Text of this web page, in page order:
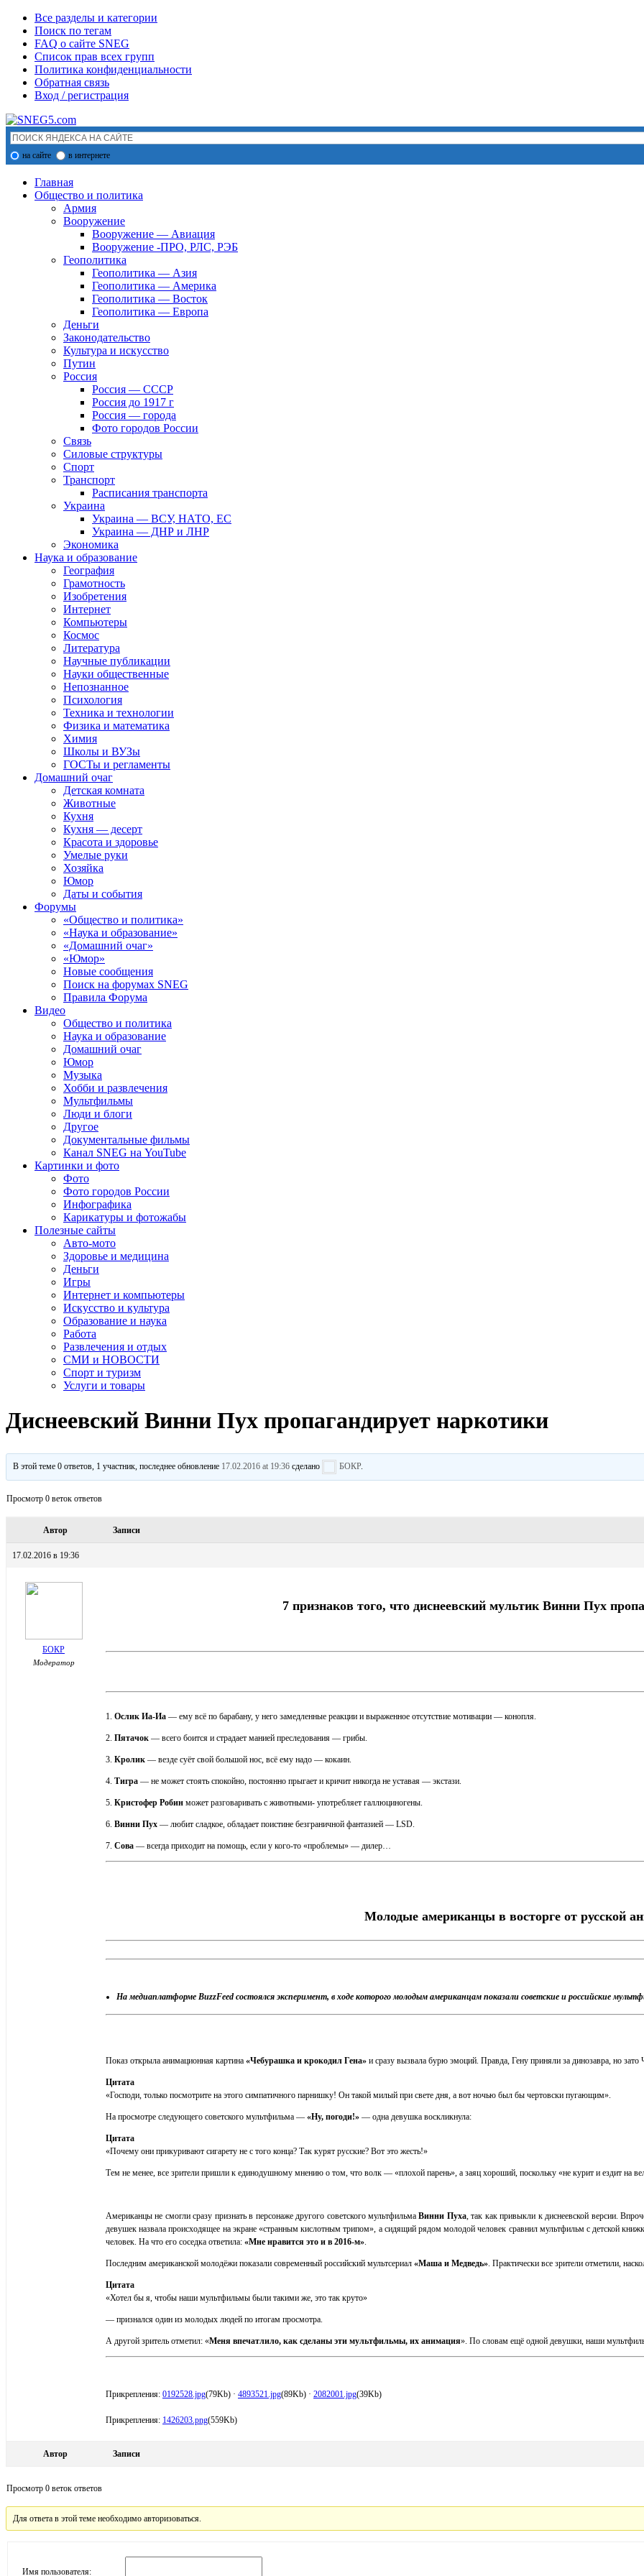
Все разделы и категории
Поиск по тегам
FAQ о сайте SNEG
Список прав всех групп
Политика конфиденциальности
Обратная связь
Вход / регистрация
на сайте в интернете
Главная
Общество и политика
Армия
Вооружение
Вооружение — Авиация
Вооружение -ПРО, РЛС, РЭБ
Геополитика
Геополитика — Азия
Геополитика — Америка
Геополитика — Восток
Геополитика — Европа
Деньги
Законодательство
Культура и искусство
Путин
Россия
Россия — СССР
Россия до 1917 г
Россия — города
Фото городов России
Связь
Силовые структуры
Спорт
Транспорт
Расписания транспорта
Украина
Украина — ВСУ, НАТО, ЕС
Украина — ДНР и ЛНР
Экономика
Наука и образование
География
Грамотность
Изобретения
Интернет
Компьютеры
Космос
Литература
Научные публикации
Науки общественные
Непознанное
Психология
Техника и технологии
Физика и математика
Химия
Школы и ВУЗы
ГОСТы и регламенты
Домашний очаг
Детская комната
Животные
Кухня
Кухня — десерт
Красота и здоровье
Умелые руки
Хозяйка
Юмор
Даты и события
Форумы
«Общество и политика»
«Наука и образование»
«Домашний очаг»
«Юмор»
Новые сообщения
Поиск на форумах SNEG
Правила Форума
Видео
Общество и политика
Наука и образование
Домашний очаг
Юмор
Музыка
Хобби и развлечения
Мультфильмы
Люди и блоги
Другое
Документальные фильмы
Канал SNEG на YouTube
Картинки и фото
Фото
Фото городов России
Инфографика
Карикатуры и фотожабы
Полезные сайты
Авто-мото
Здоровье и медицина
Деньги
Игры
Интернет и компьютеры
Искусство и культура
Образование и наука
Работа
Развлечения и отдых
СМИ и НОВОСТИ
Спорт и туризм
Услуги и товары
Диснеевский Винни Пух пропагандирует наркотики
В этой теме 0 ответов, 1 участник, последнее обновление 17.02.2016 at 19:36 сделано БОКР.
Просмотр 0 веток ответов
Автор Записи
17.02.2016 в 19:36
БОКР
Модератор
7 признаков того, что диснеевский мультик Винни Пух
1. Ослик Иа-Иа — ему всё по барабану, у него замедленные реакции и выраженное отсутствие мотивации — конопля.
2. Пятачок — всего боится и страдает манией преследования — грибы.
3. Кролик — везде суёт свой большой нос, всё ему надо — кокаин.
4. Тигра — не может стоять спокойно, постоянно прыгает и кричит никогда не уставая — экстази.
5. Кристофер Робин может разговаривать с животными- употребляет галлюциногены.
6. Винни Пух — любит сладкое, обладает поистине безграничной фантазией — LSD.
7. Сова — всегда приходит на помощь, если у кого-то «проблемы» — дилер…
Молодые американцы в восторге от русской
На медиаплатформе BuzzFeed состоялся эксперимент, в ходе которого молодым американцам показали советские и российские
Показ открыла анимационная картина «Чебурашка и крокодил Гена» и сразу вызвала бурю эмоций. Правда, Гену приняли за динозавра, но
Цитата
«Господи, только посмотрите на этого симпатичного парнишку! Он такой милый при свете дня, а вот ночью был бы чертовски пугающим».
На просмотре следующего советского мультфильма — «Ну, погоди!» — одна девушка воскликнула:
Цитата
«Почему они прикуривают сигарету не с того конца? Так курят русские? Вот это жесть!»
Тем не менее, все зрители пришли к единодушному мнению о том, что волк — «плохой парень», а заяц хороший, поскольку «не курит и ездит
Американцы не смогли сразу признать в персонаже другого советского мультфильмаВинни Пуха, так как привыкли к диснеевской версии.
девушек назвала происходящее на экране «странным кислотным трипом», а сидящий рядом молодой человек сравнил мультфильм с детской
человек. На что его соседка ответила: «Мне нравится это и в 2016-м».
Последним американской молодёжи показали современный российский мультсериал «Маша и Медведь». Практически все зрители отметили,
Цитата
«Хотел бы я, чтобы наши мультфильмы были такими же, это так круто»
— признался один из молодых людей по итогам просмотра.
А другой зритель отметил: «Меня впечатлило, как сделаны эти мультфильмы, их анимация». По словам ещё одной девушки, наши
Прикрепления: 0192528.jpg(79Kb) · 4893521.jpg(89Kb) · 2082001.jpg(39Kb)
Прикрепления: 1426203.png(559Kb)
Автор Записи
Просмотр 0 веток ответов
Для ответа в этой теме необходимо авторизоваться.
Имя пользователя: